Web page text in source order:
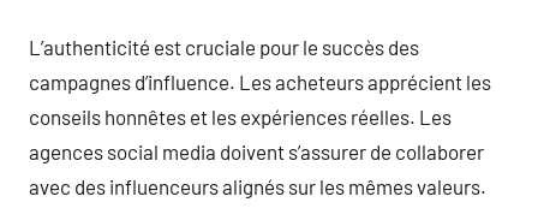
L’authenticité est cruciale pour le succès des
campagnes d’influence. Les acheteurs apprécient les
conseils honnêtes et les expériences réelles. Les
agences social media doivent s’assurer de collaborer
avec des influenceurs alignés sur les mêmes valeurs.